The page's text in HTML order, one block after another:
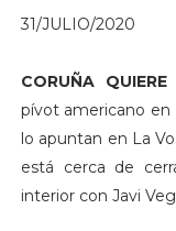
31/JULIO/2020
CORUÑA
pívot americano en
lo apuntan en La
está cerca de
interior con Javi